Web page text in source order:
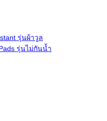
รุ่นผ้าวูล
รุ่นไม่กันน้ำ